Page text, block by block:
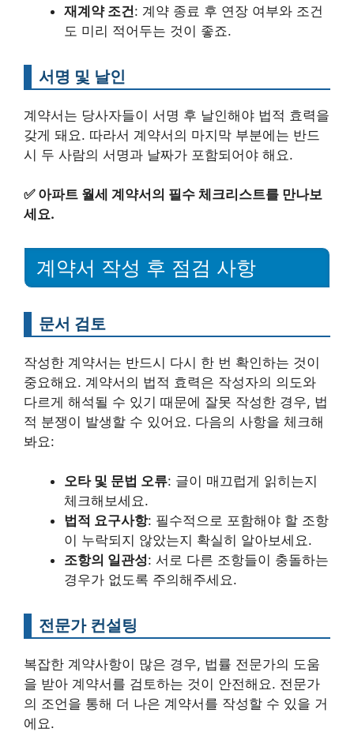
재계약 조건: 계약 종료 후 연장 여부와 조건
도 미리 적어두는 것이 좋죠.
서명 및 날인
계약서는 당사자들이 서명 후 날인해야 법적 효력을
갖게 돼요. 따라서 계약서의 마지막 부분에는 반드
시 두 사람의 서명과 날짜가 포함되어야 해요.
✅ 아파트 월세 계약서의 필수 체크리스트를 만나보
세요.
계약서 작성 후 점검 사항
문서 검토
작성한 계약서는 반드시 다시 한 번 확인하는 것이
중요해요. 계약서의 법적 효력은 작성자의 의도와
다르게 해석될 수 있기 때문에 잘못 작성한 경우, 법
적 분쟁이 발생할 수 있어요. 다음의 사항을 체크해
봐요:
오타 및 문법 오류: 글이 매끄럽게 읽히는지
체크해보세요.
법적 요구사항: 필수적으로 포함해야 할 조항
이 누락되지 않았는지 확실히 알아보세요.
조항의 일관성: 서로 다른 조항들이 충돌하는
경우가 없도록 주의해주세요.
전문가 컨설팅
복잡한 계약사항이 많은 경우, 법률 전문가의 도움
을 받아 계약서를 검토하는 것이 안전해요. 전문가
의 조언을 통해 더 나은 계약서를 작성할 수 있을 거
에요.